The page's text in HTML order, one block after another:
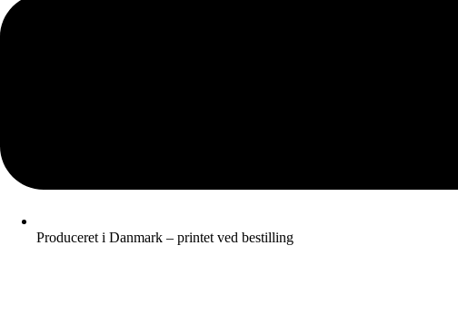
Produceret i Danmark – printet ved bestilling